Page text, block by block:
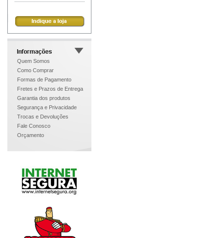
Quem Somos
Como Comprar
Formas de Pagamento
Fretes e Prazos de Entrega
Garantia dos produtos
Segurança e Privacidade
Trocas e Devoluções
Fale Conosco
Orçamento